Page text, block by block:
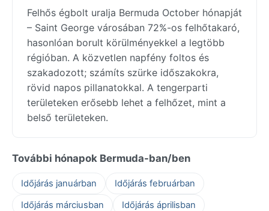
Felhős égbolt uralja Bermuda October hónapját
– Saint George városában 72%-os felhőtakaró,
hasonlóan borult körülményekkel a legtöbb
régióban. A közvetlen napfény foltos és
szakadozott; számíts szürke időszakokra,
rövid napos pillanatokkal. A tengerparti
területeken erősebb lehet a felhőzet, mint a
belső területeken.
További hónapok Bermuda-ban/ben
Időjárás januárban
Időjárás februárban
Időjárás márciusban
Időjárás áprilisban